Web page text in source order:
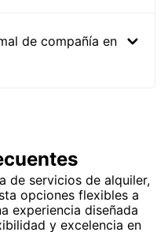
de compañía en
de servicios de alquiler,
opciones flexibles a
experiencia diseñada
y excelencia en